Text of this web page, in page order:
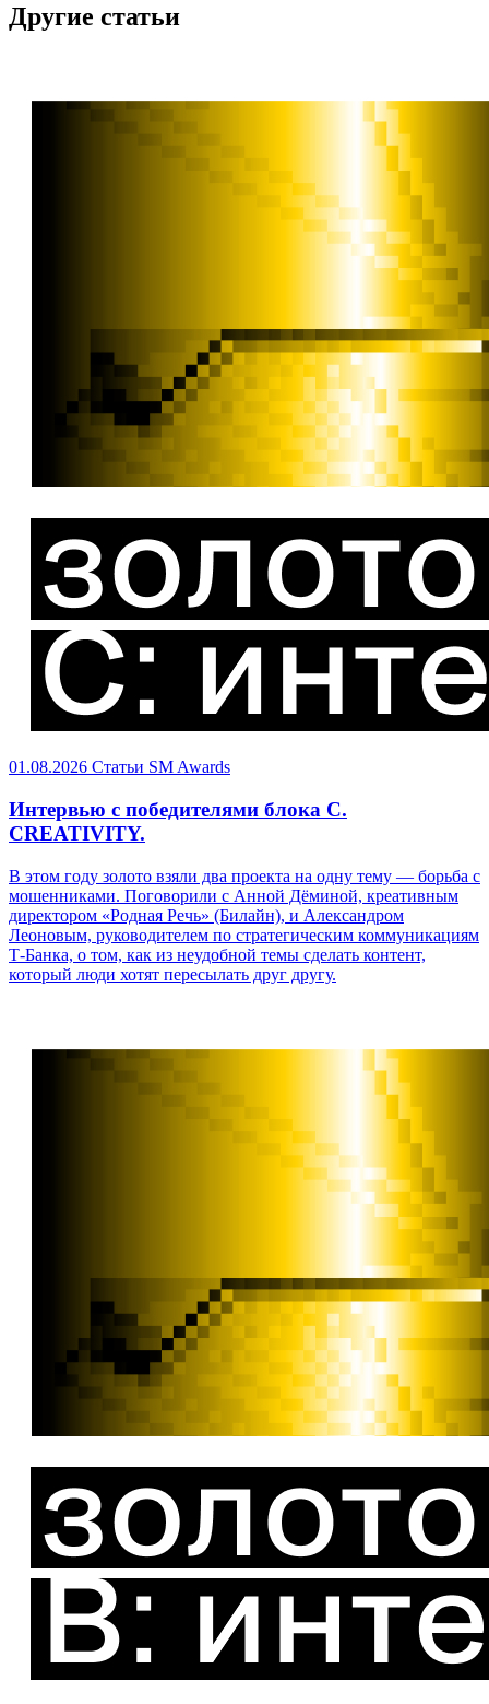
Другие статьи
01.08.2026 Статьи SM Awards
Интервью с победителями блока C.
CREATIVITY.
В этом году золото взяли два проекта на одну тему — борьба с
мошенниками. Поговорили с Анной Дёминой, креативным
директором «Родная Речь» (Билайн), и Александром
Леоновым, руководителем по стратегическим коммуникациям
Т-Банка, о том, как из неудобной темы сделать контент,
который люди хотят пересылать друг другу.